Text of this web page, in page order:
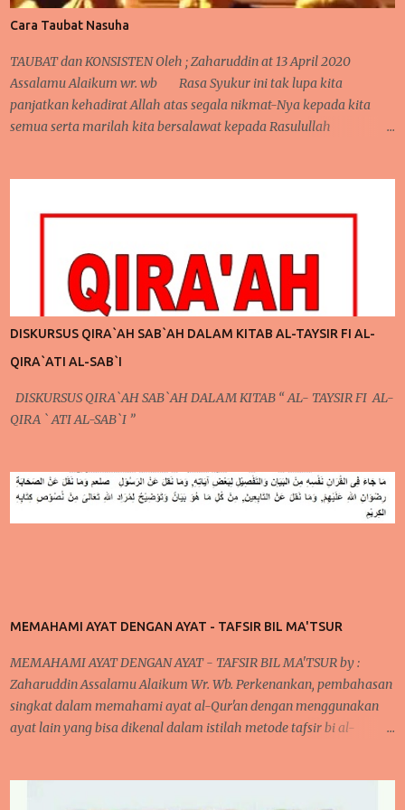
keelokannya karena di tata oleh orang tepat. Sehingga, jangan
heran bila ia memiliki harga yang lumayan cantik juga.. Bunga
hias , sebagian memilih yang hidup dan sebagian juga memilih
yang imitasi (hias tidak hidup). Masing masing memiliki alasan
tersendiri dan ...
Cara Taubat Nasuha
TAUBAT dan KONSISTEN Oleh ; Zaharuddin at 13 April 2020
Assalamu Alaikum wr. wb Rasa Syukur ini tak lupa kita
panjatkan kehadirat Allah atas segala nikmat-Nya kepada kita
semua serta marilah kita bersalawat kepada Rasulullah
mengenai pentingnya mengontrol niat dan pola pikir agar bisa
juga bahwa dalam pembahasan sebelumnya, secara tidak
langsung telah terdapat keterkaitan dengan apa yang akan kita
bahas pada pertemuan kali ini. Pada pertemuan sebelumnya,
mengontrol pola pikir yang harus dilakukan setiap saat karena
ada niat ingin berubah, niat ingin berubah menjadi lebih baik
inilah yang akan kita bicarakan kali ini. Poin Kedua ; Taubat dan
DISKURSUS QIRA`AH SAB`AH DALAM KITAB AL-TAYSIR FI AL-
QIRA`ATI AL-SAB`I
DISKURSUS QIRA`AH SAB`AH DALAM KITAB “ AL- TAYSIR FI AL-
QIRA ` ATI AL-SAB`I ”
MEMAHAMI AYAT DENGAN AYAT - TAFSIR BIL MA'TSUR
MEMAHAMI AYAT DENGAN AYAT - TAFSIR BIL MA'TSUR by :
Zaharuddin Assalamu Alaikum Wr. Wb. Perkenankan, pembahasan
singkat dalam memahami ayat al-Qur'an dengan menggunakan
ayat lain yang bisa dikenal dalam istilah metode tafsir bi al-